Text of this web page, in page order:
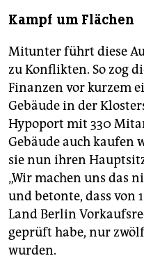
Kampf um Flächen
Mitunter führt diese
zu Konflikten. So zog
Finanzen vor kurzem
Gebäude in der
Hypoport mit 330
Gebäude auch kaufen
sie nun ihren
„Wir machen uns das
und betonte, dass von
Land Berlin
geprüft habe, nur
wurden.